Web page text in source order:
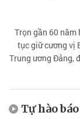
Trọn gần 60 năm
tục giữ cương vị
Trung ương Đảng,
đạo dân tộc vượt
đưa cuộc kháng
Tự hào